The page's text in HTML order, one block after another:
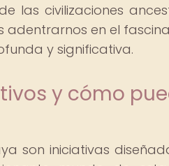
las civilizaciones
en el
y significativa.
y cómo
son iniciativas